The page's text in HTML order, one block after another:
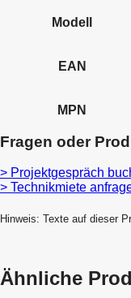
Modell
EAN
MPN
Fragen oder
> Projektgespräch
> Technikmiete
Hinweis: Texte auf dieser
Ähnliche